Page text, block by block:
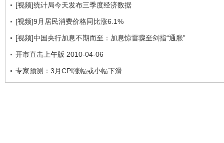
[视频]统计局今天发布三季度经济数据
[视频]9月居民消费价格同比涨6.1%
[视频]中国央行加息不期而至：加息惊雷骤至剑指“通胀”
开市直击上午版 2010-04-06
专家预测：3月CPI涨幅或小幅下滑